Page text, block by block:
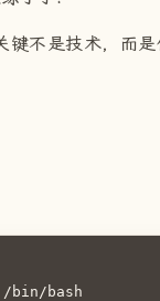
不是技术，而
bin/bash